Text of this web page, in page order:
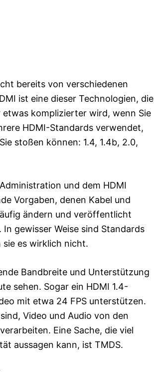
bereits von verschiedenen
ist eine dieser Technologien, die
komplizierter wird, wenn Sie
HDMI-Standards verwendet,
stoßen können: 1.4, 1.4b, 2.0,
und dem HDMI
Vorgaben, denen Kabel und
ändern und veröffentlicht
gewisser Weise sind Standards
es wirklich nicht.
Bandbreite und Unterstützung
sehen. Sogar ein HDMI 1.4-
mit etwa 24 FPS unterstützen.
Video und Audio von den
Eine Sache, die viel
aussagen kann, ist TMDS.